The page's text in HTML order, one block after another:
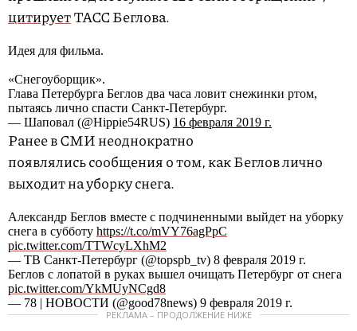
цитируетТАСС Беглова.
Идея для фильма.
«Снегоуборщик».
Глава Петербурга Беглов два часа ловит снежинки ртом,
пытаясь лично спасти Санкт-Петербург.
— Шаповал (@Hippie54RUS) 16 февраля 2019 г.
Ранее в СМИ неоднократно
появлялись сообщения о том, как Беглов лично
выходит на уборку снега.
Александр Беглов вместе с подчиненными выйдет на уборку
снега в субботу https://t.co/mVY76agPpC
pic.twitter.com/TTWcyLXhM2
— ТВ Санкт-Петербург (@topspb_tv) 8 февраля 2019 г.
Беглов с лопатой в руках вышел очищать Петербург от снега
pic.twitter.com/YkMUyNCgd8
— 78 | НОВОСТИ (@good78news) 9 февраля 2019 г.
РЕКЛАМА – ПРОДОЛЖЕНИЕ НИЖЕ